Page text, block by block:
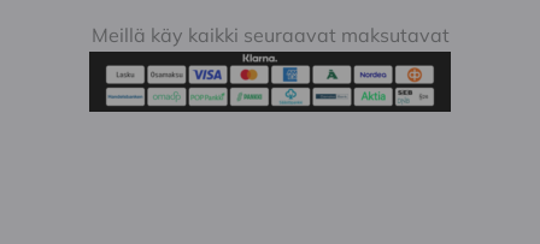
Meillä käy kaikki seuraavat maksutavat